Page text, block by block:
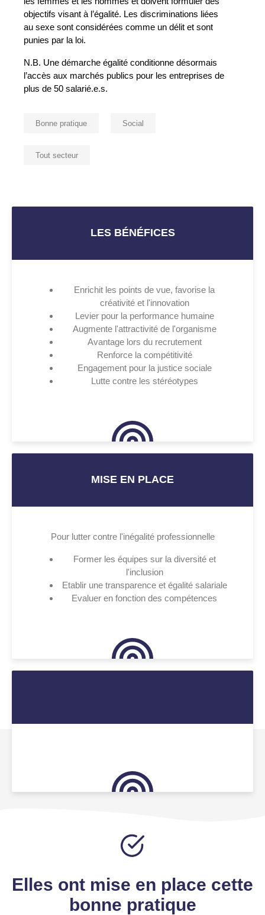
objectifs visant à l’égalité. Les discriminations liées
au sexe sont considérées comme un délit et sont
punies par la loi.
N.B. Une démarche égalité conditionne désormais
l’accès aux marchés publics pour les entreprises de
plus de 50 salarié.e.s.
Bonne pratique Social
Tout secteur
LES BÉNÉFICES
Enrichit les points de vue, favorise la
créativité et l'innovation
Levier pour la performance humaine
Augmente l'attractivité de l'organisme
Avantage lors du recrutement
Renforce la compétitivité
Engagement pour la justice sociale
Lutte contre les stéréotypes
MISE EN PLACE
Pour lutter contre l'inégalité professionnelle
Former les équipes sur la diversité et
l'inclusion
Etablir une transparence et égalité salariale
Evaluer en fonction des compétences
Elles ont mise en place cette
bonne pratique